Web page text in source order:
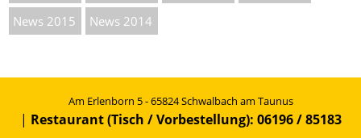
News 2015
News 2014
Am Erlenborn 5 - 65824 Schwalbach am Taunus
| Restaurant (Tisch / Vorbestellung): 06196 / 85183